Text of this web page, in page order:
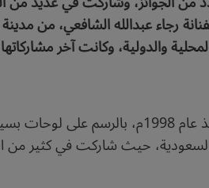
رجاء عبدالله الشافعي، من
والدولية، وكانت آخر
بدأت الفنانة السعودية رجاء عبدالله الشافعي،
حيث شاركت في كثير من